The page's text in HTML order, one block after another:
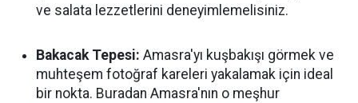
ve salata lezzetlerini deneyimlemelisiniz.
Bakacak Tepesi: Amasra'yı kuşbakışı görmek ve
muhteşem fotoğraf kareleri yakalamak için ideal
bir nokta. Buradan Amasra'nın o meşhur